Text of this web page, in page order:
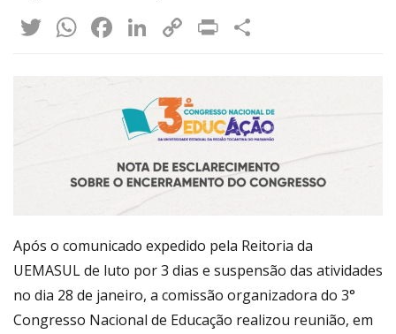
Twitter
WhatsApp
Facebook
LinkedIn
CopyPrint
Após o comunicado expedido pela Reitoria da
UEMASUL de luto por 3 dias e suspensão das atividades
no dia 28 de janeiro, a comissão organizadora do 3°
Congresso Nacional de Educação realizou reunião, em